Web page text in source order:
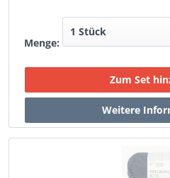
Menge: